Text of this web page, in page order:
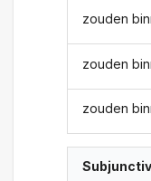
zouden
zouden
zouden